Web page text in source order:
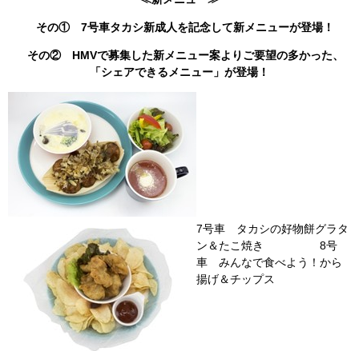
その① 7号車タカシ新成人を記念して新メニューが登場！
その② HMVで募集した新メニュー案よりご要望の多かった、
「シェアできるメニュー」が登場！
7号車 タカシの好物餅グラタ
ン＆たこ焼き 8号
車 みんなで食べよう！から
揚げ＆チップス